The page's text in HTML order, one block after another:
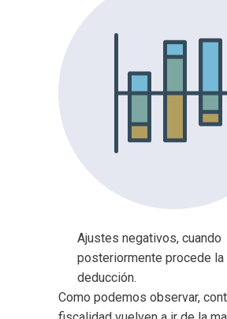
Ajustes negativos, cuando
posteriormente procede la
deducción.
Como podemos observar,